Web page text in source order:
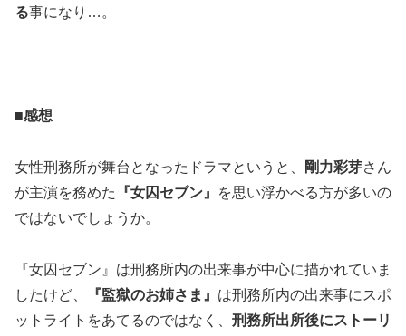
る事になり…。
■感想
女性刑務所が舞台となったドラマというと、 剛力彩芽さん
が主演を務めた
『女囚セブン』
を思い浮かべる方が多いの
ではないでしょうか。
『女囚セブン』は刑務所内の出来事が中心に描かれていま
したけど、
『監獄のお姉さま』 は刑務所内の出来事にスポ
ットライトをあてるのではなく、 刑務所出所後にストーリ